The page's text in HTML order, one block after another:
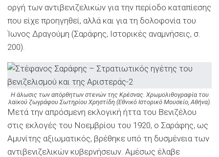
οργή των αντιβενιζελικών για την περίοδο καταπίεσης
που είχε προηγηθεί, αλλά και για τη δολοφονία του
Ίωνος ∆ραγούμη (Σαράφης, Ιστορικές αναμνήσεις, σ.
200).
Η άλωσις των απόρθητων στενών της Κρέσνας. Χρωμολιθογραφία του
λαϊκού ζωγράφου Σωτηρίου Χρηστίδη (Εθνικό Ιστορικό Μουσείο, Αθήνα).
Μετά την απρόσμενη εκλογική ήττα του Βενιζέλου
στις εκλογές του Νοεμβρίου του 1920, ο Σαράφης, ως
Αμυνίτης αξιωματικός, βρέθηκε υπό τη δυσμένεια των
αντιβενιζελικών κυβερνήσεων. Αμέσως έλαβε